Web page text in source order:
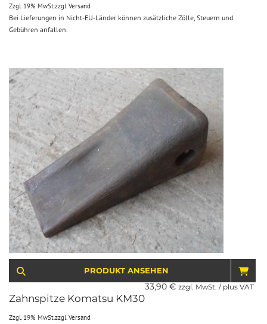
Zzgl. 19% MwSt.zzgl.Versand
Bei Lieferungen in Nicht-EU-Länder können zusätzliche Zölle, Steuern und
Gebühren anfallen.
PRODUKT ANSEHEN
Zahnspitze Komatsu KM30
33,90 € zzgl. MwSt. / plus VAT
Zzgl. 19% MwSt.zzgl.Versand